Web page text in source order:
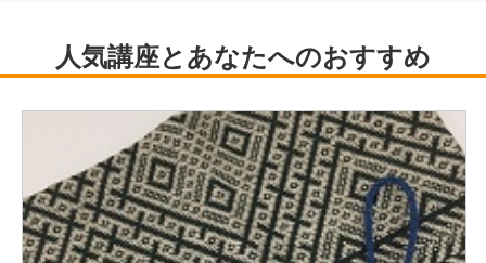
2007年 ハワイQuilt Hawaii2007でハンドキルト部門1位
2012年 ハワイQuilt Hwaii2012でハンドキルト部門1位
2017年 USAチェリーウッド社チャレンジキルト「Van
Gogh」3位受賞
2018年 USAキルトオデッセイ ミニチュアキルト部
門 2位受賞